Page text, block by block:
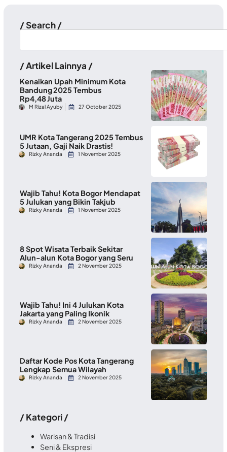
/ Search /
/ Artikel Lainnya /
Kenaikan Upah Minimum Kota
Bandung 2025 Tembus
Rp4,48 Juta
M Rizal Ayuby 27 October 2025
UMR Kota Tangerang 2025 Tembus
5 Jutaan, Gaji Naik Drastis!
Rizky Ananda 1 November 2025
Wajib Tahu! Kota Bogor Mendapat
5 Julukan yang Bikin Takjub
Rizky Ananda 1 November 2025
8 Spot Wisata Terbaik Sekitar
Alun-alun Kota Bogor yang Seru
Rizky Ananda 2 November 2025
Wajib Tahu! Ini 4 Julukan Kota
Jakarta yang Paling Ikonik
Rizky Ananda 2 November 2025
Daftar Kode Pos Kota Tangerang
Lengkap Semua Wilayah
Rizky Ananda 2 November 2025
/ Kategori /
Warisan & Tradisi
Seni & Ekspresi